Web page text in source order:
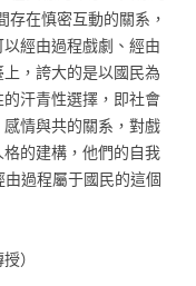
存在慎密互動的關系，
經由過程戲劇、經由
，誇大的是以國民為
汗青性選擇，即社會
情與共的關系，對戲
的建構，他們的自我
由過程屬于國民的這個
）